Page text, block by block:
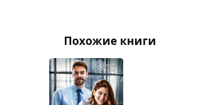
Похожие книги